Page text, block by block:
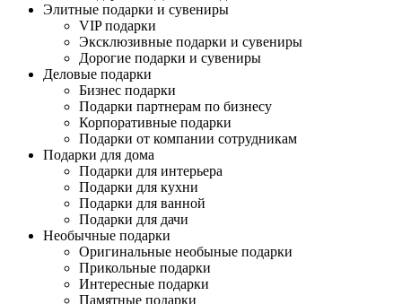
Элитные подарки и сувениры
VIP подарки
Эксклюзивные подарки и сувениры
Дорогие подарки и сувениры
Деловые подарки
Бизнес подарки
Подарки партнерам по бизнесу
Корпоративные подарки
Подарки от компании сотрудникам
Подарки для дома
Подарки для интерьера
Подарки для кухни
Подарки для ванной
Подарки для дачи
Необычные подарки
Оригинальные необыные подарки
Прикольные подарки
Интересные подарки
Памятные подарки